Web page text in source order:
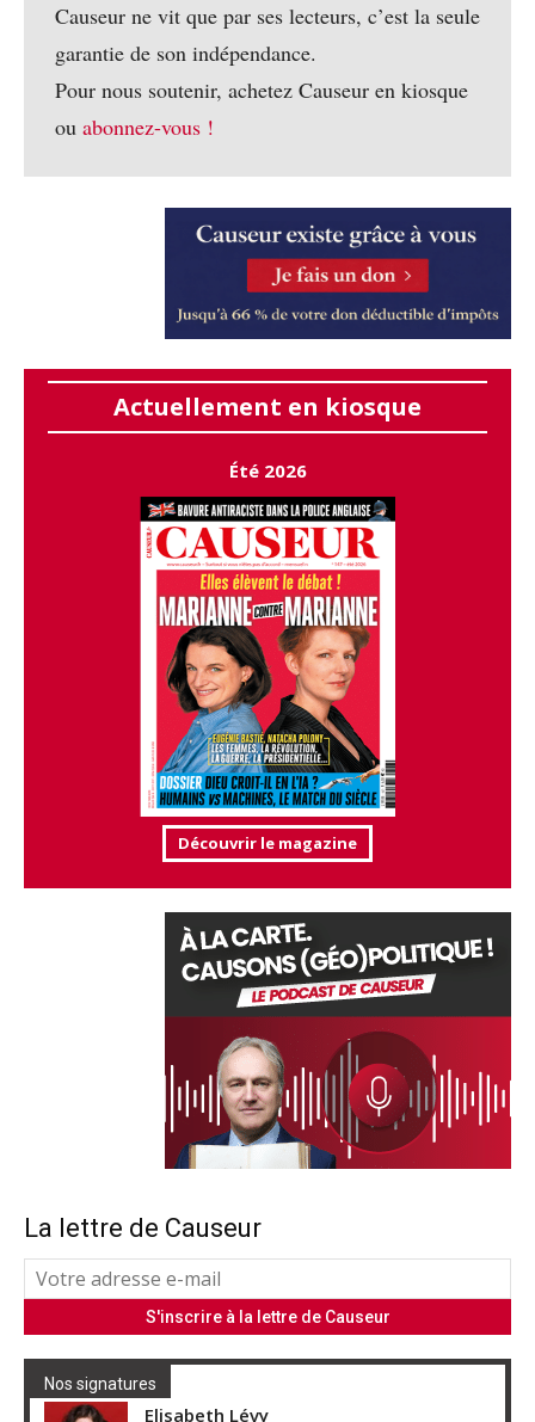
Causeur ne vit que par ses lecteurs, c’est la seule
garantie de son indépendance.
Pour nous soutenir, achetez Causeur en kiosque
ou abonnez-vous !
Actuellement en kiosque
Été 2026
Découvrir le magazine
La lettre de Causeur
Nos signatures
Elisabeth Lévy